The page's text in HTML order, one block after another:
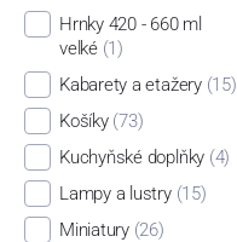
Hrnky 420 - 660 ml
velké (1)
Kabarety a etažery (15)
Košíky (73)
Kuchyňské doplňky (4)
Lampy a lustry (15)
Miniatury (26)